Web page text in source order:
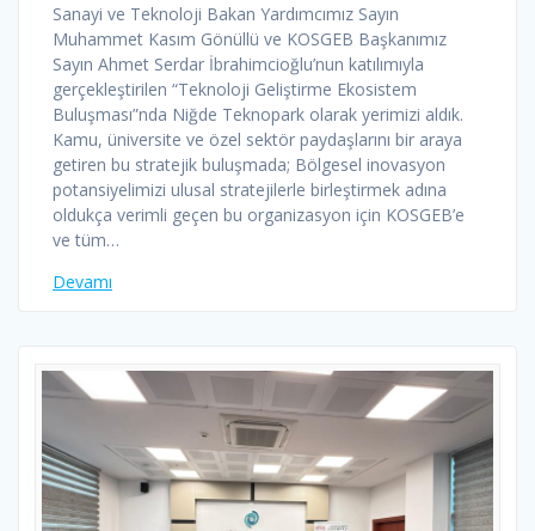
Sanayi ve Teknoloji Bakan Yardımcımız Sayın
Muhammet Kasım Gönüllü ve KOSGEB Başkanımız
Sayın Ahmet Serdar İbrahimcioğlu’nun katılımıyla
gerçekleştirilen “Teknoloji Geliştirme Ekosistem
Buluşması”nda Niğde Teknopark olarak yerimizi aldık.
Kamu, üniversite ve özel sektör paydaşlarını bir araya
getiren bu stratejik buluşmada; Bölgesel inovasyon
potansiyelimizi ulusal stratejilerle birleştirmek adına
oldukça verimli geçen bu organizasyon için KOSGEB’e
ve tüm…
Devamı